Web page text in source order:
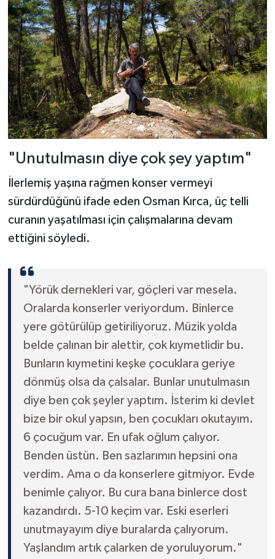
"Unutulmasın diye çok şey yaptım"
İlerlemiş yaşına rağmen konser vermeyi
sürdürdüğünü ifade eden Osman Kırca, üç telli
curanın yaşatılması için çalışmalarına devam
ettiğini söyledi.
"Yörük dernekleri var, göçleri var mesela.
Oralarda konserler veriyordum. Binlerce
yere götürülüp getiriliyoruz. Müzik yolda
belde çalınan bir alettir, çok kıymetlidir bu.
Bunların kıymetini keşke çocuklara geriye
dönmüş olsa da çalsalar. Bunlar unutulmasın
diye ben çok şeyler yaptım. İsterim ki devlet
bize bir okul yapsın, ben çocukları okutayım.
6 çocuğum var. En ufak oğlum çalıyor.
Benden üstün. Ben sazlarımın hepsini ona
verdim. Ama o da konserlere gitmiyor. Evde
benimle çalıyor. Bu cura bana binlerce dost
kazandırdı. 5-10 keçim var. Eski eserleri
unutmayayım diye buralarda çalıyorum.
Yaşlandım artık çalarken de yoruluyorum."